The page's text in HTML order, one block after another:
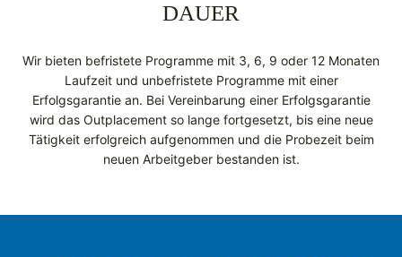
DAUER
Wir bieten befristete Programme mit 3, 6, 9 oder 12 Monaten
Laufzeit und unbefristete Programme mit einer
Erfolgsgarantie an. Bei Vereinbarung einer Erfolgsgarantie
wird das Outplacement so lange fortgesetzt, bis eine neue
Tätigkeit erfolgreich aufgenommen und die Probezeit beim
neuen Arbeitgeber bestanden ist.